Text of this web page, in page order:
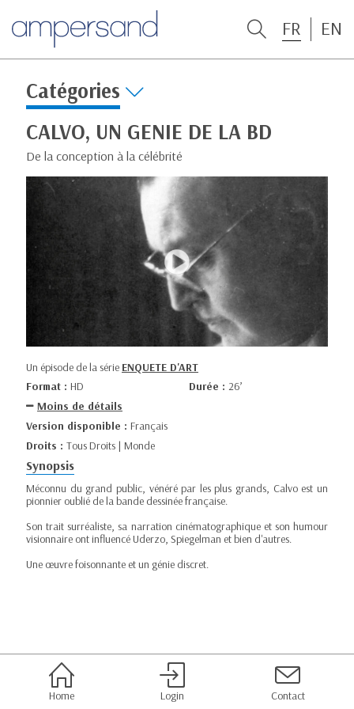
FR EN
Catégories
CALVO, UN GENIE DE LA BD
De la conception à la célébrité
Un épisode de la série ENQUETE D'ART
Format : HD Durée : 26’
Moins de détails
Version disponible : Français
Droits : Tous Droits | Monde
Synopsis
Méconnu du grand public, vénéré par les plus grands, Calvo est un
pionnier oublié de la bande dessinée française.
Son trait surréaliste, sa narration cinématographique et son humour
visionnaire ont influencé Uderzo, Spiegelman et bien d'autres.
Une œuvre foisonnante et un génie discret.
Home Login Contact